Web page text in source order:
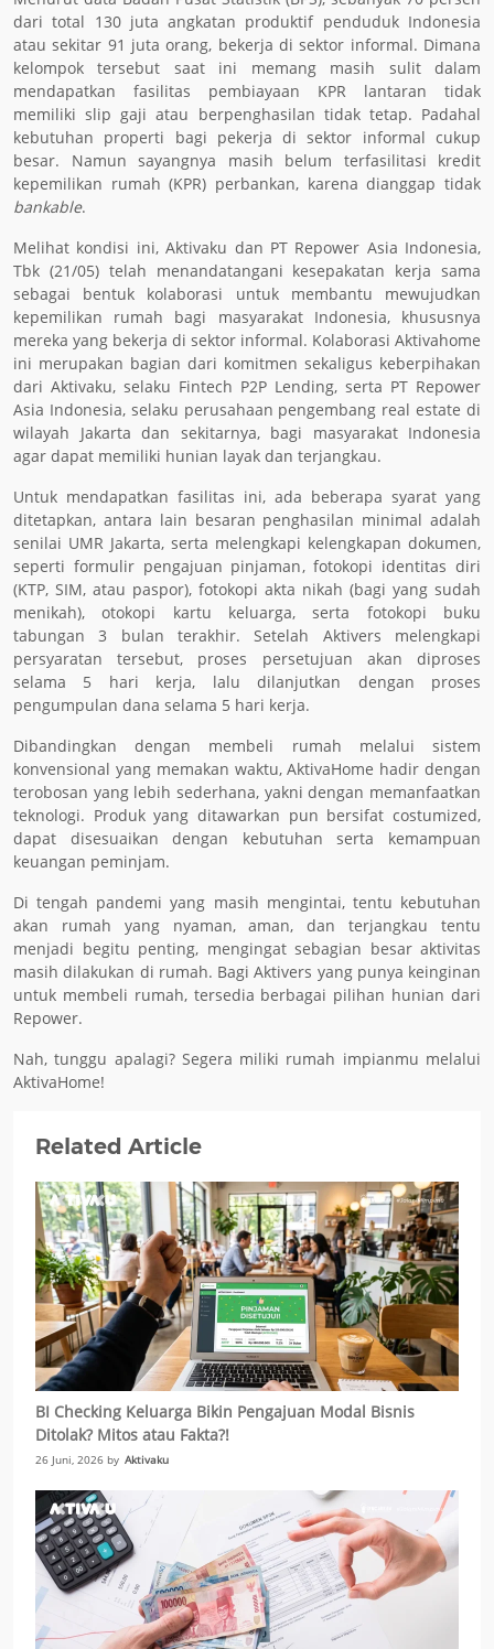
dari total 130 juta angkatan produktif penduduk Indonesia
atau sekitar 91 juta orang, bekerja di sektor informal. Dimana
kelompok tersebut saat ini memang masih sulit dalam
mendapatkan fasilitas pembiayaan KPR lantaran tidak
memiliki slip gaji atau berpenghasilan tidak tetap. Padahal
kebutuhan properti bagi pekerja di sektor informal cukup
besar. Namun sayangnya masih belum terfasilitasi kredit
kepemilikan rumah (KPR) perbankan, karena dianggap tidak
bankable.
Melihat kondisi ini, Aktivaku dan PT Repower Asia Indonesia,
Tbk (21/05) telah menandatangani kesepakatan kerja sama
sebagai bentuk kolaborasi untuk membantu mewujudkan
kepemilikan rumah bagi masyarakat Indonesia, khususnya
mereka yang bekerja di sektor informal. Kolaborasi Aktivahome
ini merupakan bagian dari komitmen sekaligus keberpihakan
dari Aktivaku, selaku Fintech P2P Lending, serta PT Repower
Asia Indonesia, selaku perusahaan pengembang real estate di
wilayah Jakarta dan sekitarnya, bagi masyarakat Indonesia
agar dapat memiliki hunian layak dan terjangkau.
Untuk mendapatkan fasilitas ini, ada beberapa syarat yang
ditetapkan, antara lain besaran penghasilan minimal adalah
senilai UMR Jakarta, serta melengkapi kelengkapan dokumen,
seperti formulir pengajuan pinjaman, fotokopi identitas diri
(KTP, SIM, atau paspor), fotokopi akta nikah (bagi yang sudah
menikah), otokopi kartu keluarga, serta fotokopi buku
tabungan 3 bulan terakhir. Setelah Aktivers melengkapi
persyaratan tersebut, proses persetujuan akan diproses
selama 5 hari kerja, lalu dilanjutkan dengan proses
pengumpulan dana selama 5 hari kerja.
Dibandingkan dengan membeli rumah melalui sistem
konvensional yang memakan waktu, AktivaHome hadir dengan
terobosan yang lebih sederhana, yakni dengan memanfaatkan
teknologi. Produk yang ditawarkan pun bersifat costumized,
dapat disesuaikan dengan kebutuhan serta kemampuan
keuangan peminjam.
Di tengah pandemi yang masih mengintai, tentu kebutuhan
akan rumah yang nyaman, aman, dan terjangkau tentu
menjadi begitu penting, mengingat sebagian besar aktivitas
masih dilakukan di rumah. Bagi Aktivers yang punya keinginan
untuk membeli rumah, tersedia berbagai pilihan hunian dari
Repower.
Nah, tunggu apalagi? Segera miliki rumah impianmu melalui
AktivaHome!
Related Article
BI Checking Keluarga Bikin Pengajuan Modal Bisnis
Ditolak? Mitos atau Fakta?!
26 Juni, 2026 by Aktivaku